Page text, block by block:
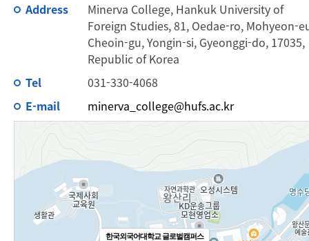
Address
Minerva College, Hankuk University of
Foreign Studies, 81, Oedae-ro, Mohyeon-
Cheoin-gu, Yongin-si, Gyeonggi-do, 17035,
Republic of Korea
Tel
031-330-4068
E-mail
minerva_college@hufs.ac.kr
한국외국어대학교 글로벌캠퍼스